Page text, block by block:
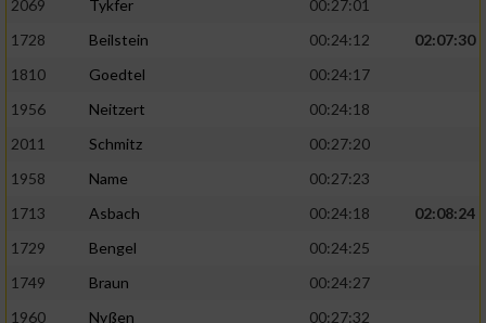
2069 Tykfer
00:27:01
1728
Beilstein 00:24:12
02:07:30
1810
Goedtel
00:24:17
1956
Neitzert
00:24:18
2011
Schmitz
00:27:20
1958
Name
00:27:23
1713
Asbach 00:24:18
02:08:24
1729
Bengel
00:24:25
1749
Braun
00:24:27
1960
Nyßen
00:27:32